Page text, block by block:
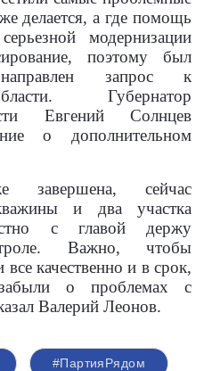
делается, а где помощь
модернизации
поэтому был
запрос к
Губернатор
Евгений Солнцев
о дополнительном
завершена, сейчас
и два участка
с главой держу
Важно, чтобы
качественно и в срок,
о проблемах с
Валерий Леонов.
#ПартияРядом